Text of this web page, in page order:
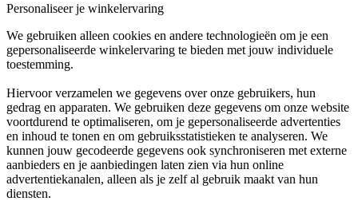
Personaliseer je winkelervaring
We gebruiken alleen cookies en andere technologieën om je een
gepersonaliseerde winkelervaring te bieden met jouw individuele
toestemming.
Hiervoor verzamelen we gegevens over onze gebruikers, hun
gedrag en apparaten. We gebruiken deze gegevens om onze website
voortdurend te optimaliseren, om je gepersonaliseerde advertenties
en inhoud te tonen en om gebruiksstatistieken te analyseren. We
kunnen jouw gecodeerde gegevens ook synchroniseren met externe
aanbieders en je aanbiedingen laten zien via hun online
advertentiekanalen, alleen als je zelf al gebruik maakt van hun
diensten.